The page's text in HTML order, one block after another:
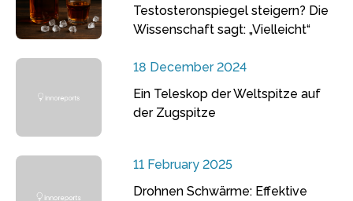
Testosteronspiegel steigern? Die
Wissenschaft sagt: „Vielleicht“
18 December 2024
Ein Teleskop der Weltspitze auf
der Zugspitze
11 February 2025
Drohnen Schwärme: Effektive